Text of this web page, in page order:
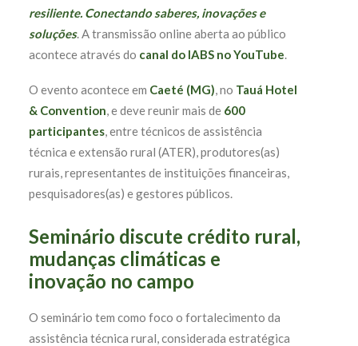
resiliente. Conectando saberes, inovações e
soluções. A transmissão online aberta ao público
acontece através do canal do IABS no YouTube.
O evento acontece em Caeté (MG), no Tauá Hotel
& Convention, e deve reunir mais de 600
participantes, entre técnicos de assistência
técnica e extensão rural (ATER), produtores(as)
rurais, representantes de instituições financeiras,
pesquisadores(as) e gestores públicos.
Seminário discute crédito rural,
mudanças climáticas e
inovação no campo
O seminário tem como foco o fortalecimento da
assistência técnica rural, considerada estratégica